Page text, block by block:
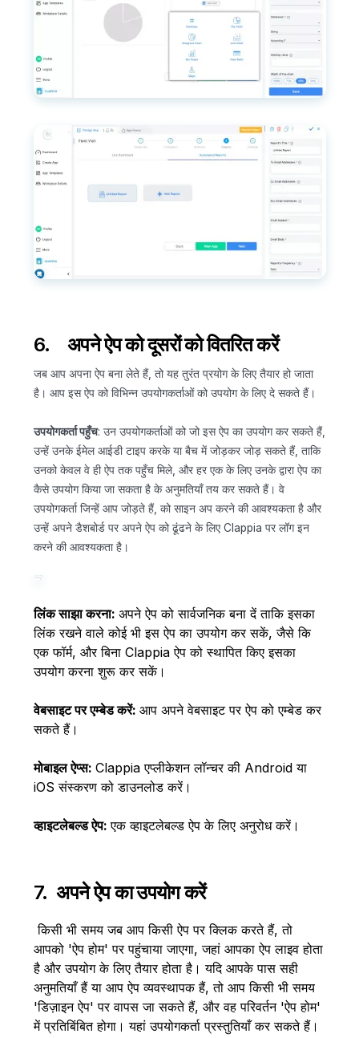
6. अपने ऐप को दूसरों को वितरित करें
जब आप अपना ऐप बना लेते हैं, तो यह तुरंत प्रयोग के लिए तैयार हो जाता
है। आप इस ऐप को विभिन्न उपयोगकर्ताओं को उपयोग के लिए दे सकते हैं।
उपयोगकर्ता पहुँच: उन उपयोगकर्ताओं को जो इस ऐप का उपयोग कर सकते हैं,
उन्हें उनके ईमेल आईडी टाइप करके या बैच में जोड़कर जोड़ सकते हैं, ताकि
उनको केवल वे ही ऐप तक पहुँच मिले, और हर एक के लिए उनके द्वारा ऐप का
कैसे उपयोग किया जा सकता है के अनुमतियाँ तय कर सकते हैं। वे
उपयोगकर्ता जिन्हें आप जोड़ते हैं, को साइन अप करने की आवश्यकता है और
उन्हें अपने डैशबोर्ड पर अपने ऐप को ढूंढने के लिए Clappia पर लॉग इन
करने की आवश्यकता है।
लिंक साझा करना: अपने ऐप को सार्वजनिक बना दें ताकि इसका
लिंक रखने वाले कोई भी इस ऐप का उपयोग कर सकें, जैसे कि
एक फॉर्म, और बिना Clappia ऐप को स्थापित किए इसका
उपयोग करना शुरू कर सकें।
वेबसाइट पर एम्बेड करें: आप अपने वेबसाइट पर ऐप को एम्बेड कर
सकते हैं।
मोबाइल ऐप्स: Clappia एप्लीकेशन लॉन्चर की Android या
iOS संस्करण को डाउनलोड करें।
व्हाइटलेबल्ड ऐप:एक व्हाइटलेबल्ड ऐप के लिए अनुरोध करें।
7. अपने ऐप का उपयोग करें
किसी भी समय जब आप किसी ऐप पर क्लिक करते हैं, तो
आपको 'ऐप होम' पर पहुंचाया जाएगा, जहां आपका ऐप लाइव होता
है और उपयोग के लिए तैयार होता है। यदि आपके पास सही
अनुमतियाँ हैं या आप ऐप व्यवस्थापक हैं, तो आप किसी भी समय
'डिज़ाइन ऐप' पर वापस जा सकते हैं, और वह परिवर्तन 'ऐप होम'
में प्रतिबिंबित होगा। यहां उपयोगकर्ता प्रस्तुतियाँ कर सकते हैं।